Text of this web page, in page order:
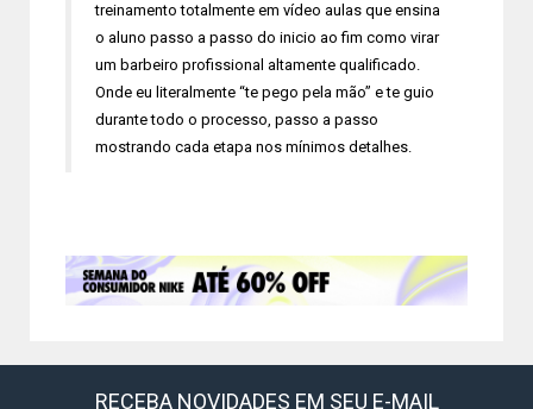
treinamento totalmente em vídeo aulas que ensina
o aluno passo a passo do inicio ao fim como virar
um barbeiro profissional altamente qualificado.
Onde eu literalmente “te pego pela mão” e te guio
durante todo o processo, passo a passo
mostrando cada etapa nos mínimos detalhes.
RECEBA NOVIDADES EM SEU E-MAIL